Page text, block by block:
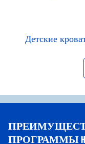
Детские
ПРОГРАММЫ